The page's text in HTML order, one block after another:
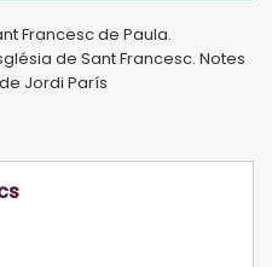
Francesc de Paula.
de Sant Francesc. Notes
Jordi París